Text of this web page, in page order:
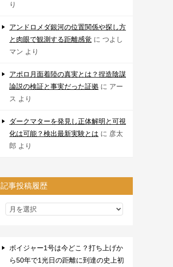
り
アンドロメダ銀河の位置関係や探し方
と肉眼で観測する距離感覚 に つよし
マン より
アポロ月面着陸の真実とは？捏造陰謀
論説の検証と事実だった証拠 に アー
ス より
ダークマターを発見し正体解明と可視
化は可能？検出最新実験とは に 彦太
郎 より
記事投稿履歴
ボイジャー1号は今どこ？打ち上げか
ら50年で1光日の距離に到達の史上初